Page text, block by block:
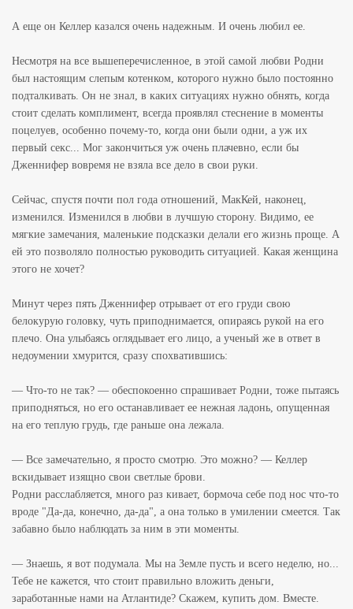
А еще он Келлер казался очень надежным. И очень любил ее.
Несмотря на все вышеперечисленное, в этой самой любви Родни
был настоящим слепым котенком, которого нужно было постоянно
подталкивать. Он не знал, в каких ситуациях нужно обнять, когда
стоит сделать комплимент, всегда проявлял стеснение в моменты
поцелуев, особенно почему-то, когда они были одни, а уж их
первый секс... Мог закончиться уж очень плачевно, если бы
Дженнифер вовремя не взяла все дело в свои руки.
Сейчас, спустя почти пол года отношений, МакКей, наконец,
изменился. Изменился в любви в лучшую сторону. Видимо, ее
мягкие замечания, маленькие подсказки делали его жизнь проще. А
ей это позволяло полностью руководить ситуацией. Какая женщина
этого не хочет?
Минут через пять Дженнифер отрывает от его груди свою
белокурую головку, чуть приподнимается, опираясь рукой на его
плечо. Она улыбаясь оглядывает его лицо, а ученый же в ответ в
недоумении хмурится, сразу спохватившись:
— Что-то не так? — обеспокоенно спрашивает Родни, тоже пытаясь
приподняться, но его останавливает ее нежная ладонь, опущенная
на его теплую грудь, где раньше она лежала.
— Все замечательно, я просто смотрю. Это можно? — Келлер
вскидывает изящно свои светлые брови.
Родни расслабляется, много раз кивает, бормоча себе под нос что-то
вроде "Да-да, конечно, да-да", а она только в умилении смеется. Так
забавно было наблюдать за ним в эти моменты.
— Знаешь, я вот подумала. Мы на Земле пусть и всего неделю, но...
Тебе не кажется, что стоит правильно вложить деньги,
заработанные нами на Атлантиде? Скажем, купить дом. Вместе.